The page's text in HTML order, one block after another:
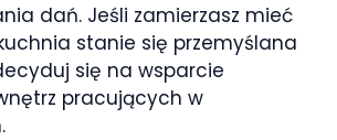
dań. Jeśli zamierzasz mieć
stanie się przemyślana
się na wsparcie
pracujących w